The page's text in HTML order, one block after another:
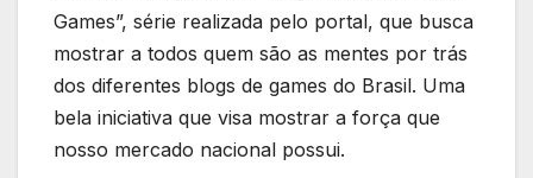
Games”, série realizada pelo portal, que busca
mostrar a todos quem são as mentes por trás
dos diferentes blogs de games do Brasil. Uma
bela iniciativa que visa mostrar a força que
nosso mercado nacional possui.